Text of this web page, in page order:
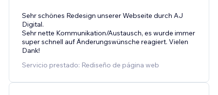
Sehr schönes Redesign unserer Webseite durch AJ
Digital.
Sehr nette Kommunikation/Austausch, es wurde immer
super schnell auf Änderungswünsche reagiert. Vielen
Dank!
Servicio prestado: Rediseño de página web